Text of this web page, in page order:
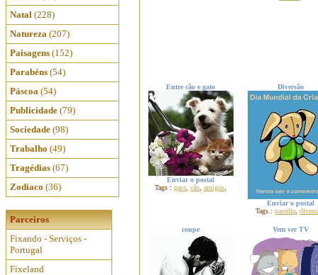
Natal (228)
Natureza (207)
Paisagens (152)
Parabéns (54)
Páscoa (54)
Publicidade (79)
Sociedade (98)
Trabalho (49)
Tragédias (67)
Zodíaco (36)
Parceiros
Fixando - Serviços -
Portugal
Fixeland
Entre cão e gato
Enviar o postal
Tags : gato cão amigos
Diversão
Enviar o postal
Tags : parodia
coupe Vem ver TV